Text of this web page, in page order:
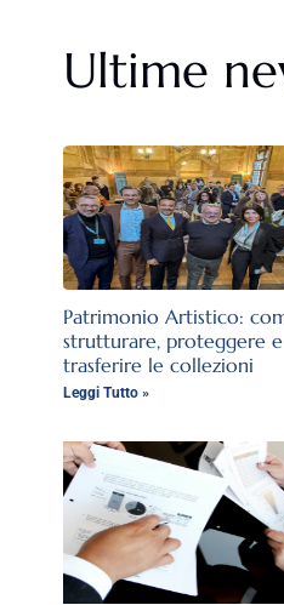
Ultime
Patrimonio Artistico:
strutturare, proteggere e
trasferire le collezioni
Leggi Tutto »